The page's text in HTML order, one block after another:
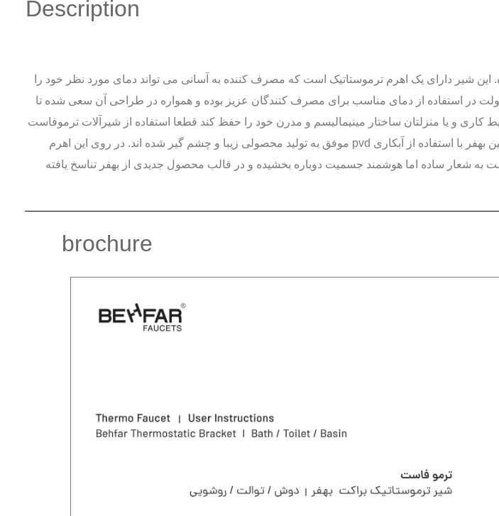
Description
شیر دارای یک اهرم ترموستاتیک است که مصرف کننده به آسانی می تواند دمای مورد نظر خود را
در استفاده از دمای مناسب برای مصرف کنندگان عزیز بوده و همواره در طراحی آن سعی شده تا
و یا منزلتان ساختار مینیمالیسم و مدرن خود را حفظ کند قطعا استفاده از شیرآلات ترموفاست
پیشنهاد اول ما به شما خواهد بود. بدنه این شیر به شکل مستطیل در نظر گرفته شده و متخصصین بهفر با استفاده از آبکاری pvd موفق به تولید محصولی زیبا و چشم گیر شده اند. در روی این اهرم
به شعار ساده اما هوشمند جسمیت دوباره بخشیده و در قالب محصول جدیدی از بهفر تناسخ یافته
brochure